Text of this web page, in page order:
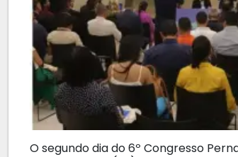
O segundo dia do 6º Congresso